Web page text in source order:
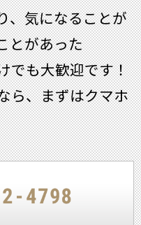
、気になることが
とがあった
でも大歓迎です！
ら、まずはクマホ